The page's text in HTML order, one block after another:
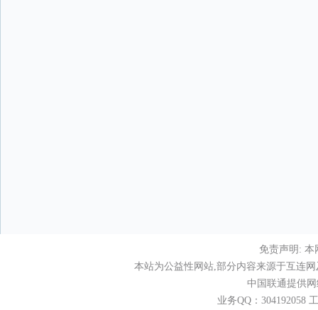
免责声明: 本
本站为公益性网站,部分内容来源于互连
中国联通提供
业务QQ：304192058